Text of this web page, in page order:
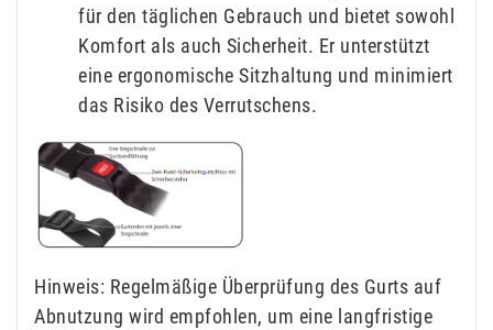
für den täglichen Gebrauch und bietet sowohl
Komfort als auch Sicherheit. Er unterstützt
eine ergonomische Sitzhaltung und minimiert
das Risiko des Verrutschens.
Hinweis: Regelmäßige Überprüfung des Gurts auf
Abnutzung wird empfohlen, um eine langfristige